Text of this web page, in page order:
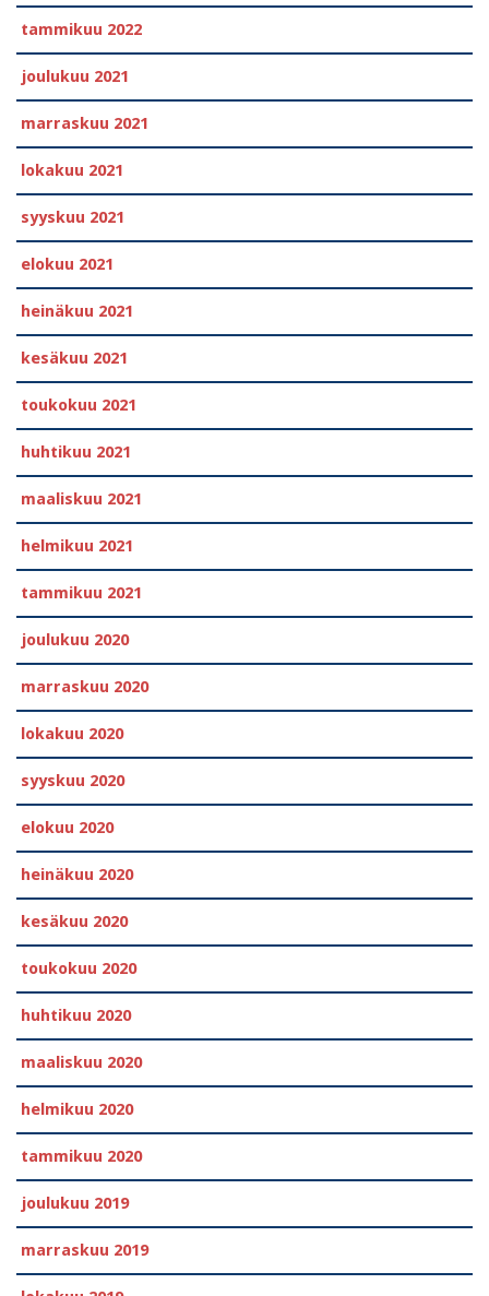
tammikuu 2022
joulukuu 2021
marraskuu 2021
lokakuu 2021
syyskuu 2021
elokuu 2021
heinäkuu 2021
kesäkuu 2021
toukokuu 2021
huhtikuu 2021
maaliskuu 2021
helmikuu 2021
tammikuu 2021
joulukuu 2020
marraskuu 2020
lokakuu 2020
syyskuu 2020
elokuu 2020
heinäkuu 2020
kesäkuu 2020
toukokuu 2020
huhtikuu 2020
maaliskuu 2020
helmikuu 2020
tammikuu 2020
joulukuu 2019
marraskuu 2019